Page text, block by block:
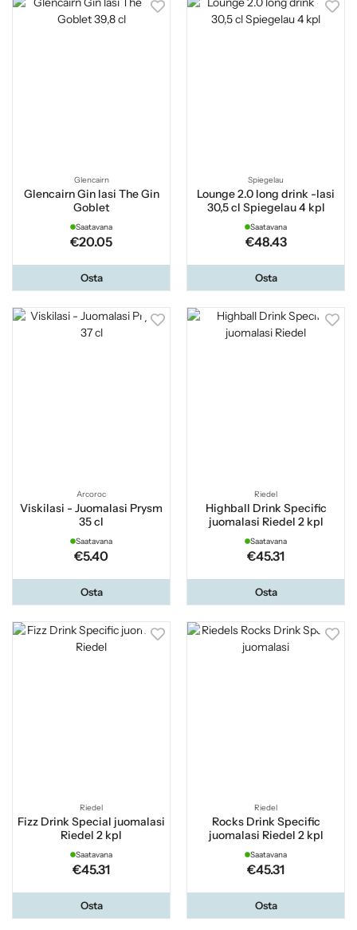
Glencairn
Glencairn Gin lasi The Gin
Goblet
Saatavana
€20.05
Osta
Spiegelau
Lounge 2.0 long drink -lasi
30,5 cl Spiegelau 4 kpl
Saatavana
€48.43
Osta
Arcoroc
Viskilasi - Juomalasi Prysm
35 cl
Saatavana
€5.40
Osta
Riedel
Highball Drink Specific
juomalasi Riedel 2 kpl
Saatavana
€45.31
Osta
Riedel
Fizz Drink Special juomalasi
Riedel 2 kpl
Saatavana
€45.31
Osta
Riedel
Rocks Drink Specific
juomalasi Riedel 2 kpl
Saatavana
€45.31
Osta